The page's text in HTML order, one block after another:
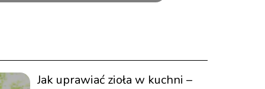
Jak uprawiać zioła w kuchni –